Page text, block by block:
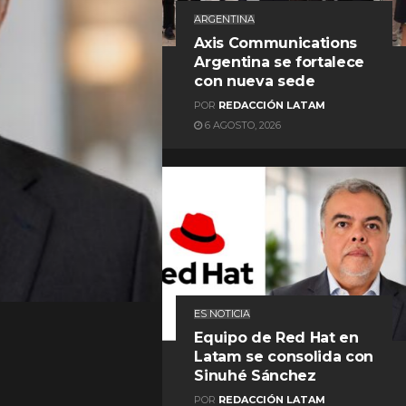
ARGENTINA
Axis Communications
Argentina se fortalece
con nueva sede
POR REDACCIÓN LATAM
6 AGOSTO, 2026
ES NOTICIA
Equipo de Red Hat en
Latam se consolida con
Sinuhé Sánchez
POR REDACCIÓN LATAM